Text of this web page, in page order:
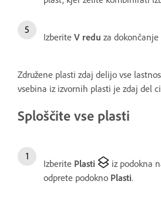
Izberite V redu za dokončanje
Združene plasti zdaj delijo vse
vsebina iz izvornih plasti je zdaj del
Sploščite vse plasti
Izberite Plasti
iz podokna
odprete podokno Plasti.